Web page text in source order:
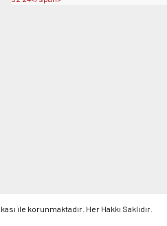
ile korunmaktadır. Her Hakkı Saklıdır.